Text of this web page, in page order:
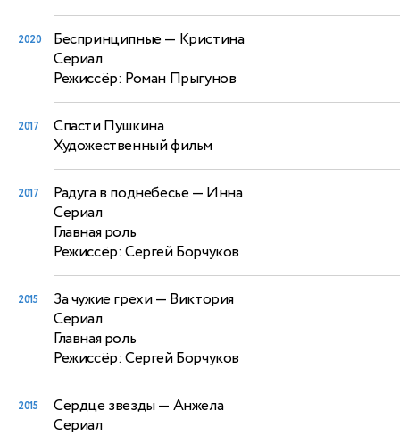
2020 Беспринципные— Кристина
Сериал
Режиссёр: Роман Прыгунов
2017
Спасти Пушкина
Художественный фильм
2017 Радуга в поднебесье— Инна
Сериал
Главная роль
Режиссёр: Сергей Борчуков
2015 За чужие грехи— Виктория
Сериал
Главная роль
Режиссёр: Сергей Борчуков
2015 Сердце звезды— Анжела
Сериал